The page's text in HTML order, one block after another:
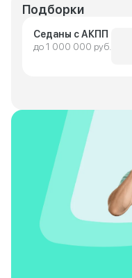
Подборки
Седаны с АКПП
до 1 000 000 руб.